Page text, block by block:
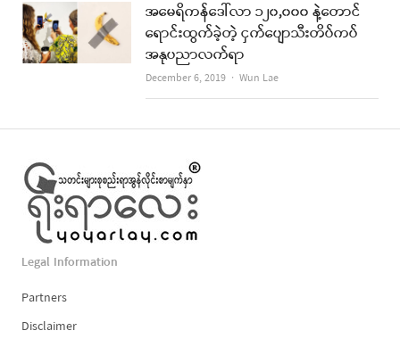
အမေရိကန်ဒေါ်လာ ၁၂၀,၀၀၀ နဲ့တောင်
ရောင်းထွက်ခဲ့တဲ့ ငှက်ပျောသီးတိပ်ကပ်
အနုပညာလက်ရာ
December 6, 2019 Author
Wun Lae
Legal Information
Partners
Disclaimer